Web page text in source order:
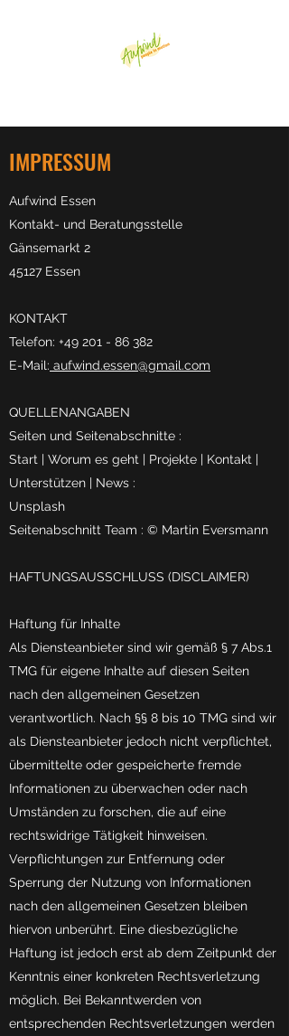
IMPRESSUM
Aufwind Essen
Kontakt- und Beratungsstelle
Gänsemarkt 2
45127 Essen
KONTAKT
Telefon: +49 201 - 86 382
E-Mail: aufwind.essen@gmail.com
QUELLENANGABEN
Seiten und Seitenabschnitte :
Start | Worum es geht | Projekte | Kontakt |
Unterstützen | News :
Unsplash
Seitenabschnitt Team : © Martin Eversmann
HAFTUNGSAUSSCHLUSS (DISCLAIMER)
Haftung für Inhalte
Als Diensteanbieter sind wir gemäß § 7 Abs.1
TMG für eigene Inhalte auf diesen Seiten
nach den allgemeinen Gesetzen
verantwortlich. Nach §§ 8 bis 10 TMG sind wir
als Diensteanbieter jedoch nicht verpflichtet,
übermittelte oder gespeicherte fremde
Informationen zu überwachen oder nach
Umständen zu forschen, die auf eine
rechtswidrige Tätigkeit hinweisen.
Verpflichtungen zur Entfernung oder
Sperrung der Nutzung von Informationen
nach den allgemeinen Gesetzen bleiben
hiervon unberührt. Eine diesbezügliche
Haftung ist jedoch erst ab dem Zeitpunkt der
Kenntnis einer konkreten Rechtsverletzung
möglich. Bei Bekanntwerden von
entsprechenden Rechtsverletzungen werden